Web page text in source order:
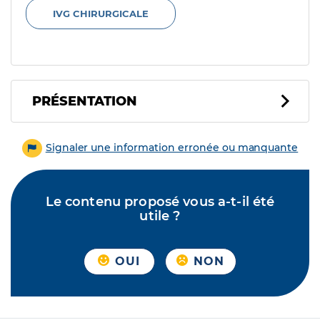
IVG CHIRURGICALE
PRÉSENTATION
Signaler une information erronée ou manquante
Le contenu proposé vous a-t-il été
utile ?
OUI NON